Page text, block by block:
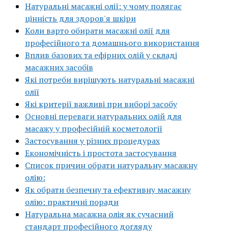
Натуральні масажні олії: у чому полягає
цінність для здоров'я шкіри
Коли варто обирати масажні олії для
професійного та домашнього використання
Вплив базових та ефірних олій у складі
масажних засобів
Які потреби вирішують натуральні масажні
олії
Які критерії важливі при виборі засобу
Основні переваги натуральних олій для
масажу у професійній косметології
Застосування у різних процедурах
Економічність і простота застосування
Список причин обрати натуральну масажну
олію:
Як обрати безпечну та ефективну масажну
олію: практичні поради
Натуральна масажна олія як сучасний
стандарт професійного догляду